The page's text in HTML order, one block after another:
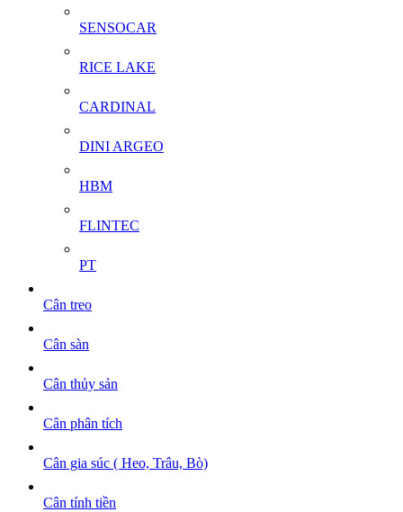
SENSOCAR
RICE LAKE
CARDINAL
DINI ARGEO
HBM
FLINTEC
PT
Cân treo
Cân sàn
Cân thủy sản
Cân phân tích
Cân gia súc ( Heo, Trâu, Bò)
Cân tính tiền